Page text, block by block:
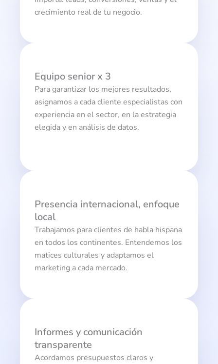
crecimiento real de tu negocio.
Equipo senior x 3
Para garantizar los mejores resultados,
asignamos a cada cliente especialistas con
experiencia en el sector, en la estrategia
elegida y en análisis de datos.
Presencia internacional, enfoque
local
Trabajamos para clientes de habla hispana
en todos los continentes. Entendemos los
matices culturales y adaptamos el
marketing a cada mercado.
Informes y comunicación
transparente
Acordamos presupuestos claros y